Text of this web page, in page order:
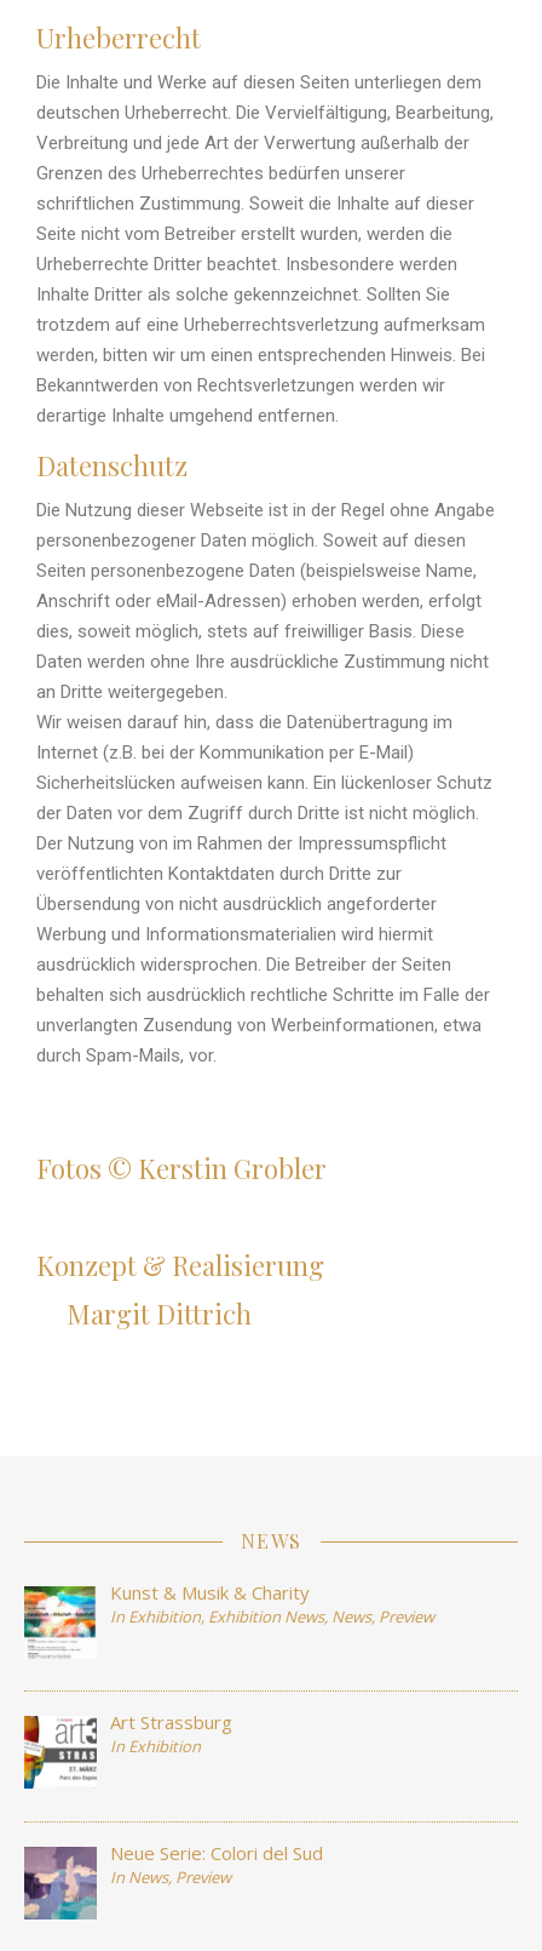
Urheberrecht
Die Inhalte und Werke auf diesen Seiten unterliegen dem
deutschen Urheberrecht. Die Vervielfältigung, Bearbeitung,
Verbreitung und jede Art der Verwertung außerhalb der
Grenzen des Urheberrechtes bedürfen unserer
schriftlichen Zustimmung. Soweit die Inhalte auf dieser
Seite nicht vom Betreiber erstellt wurden, werden die
Urheberrechte Dritter beachtet. Insbesondere werden
Inhalte Dritter als solche gekennzeichnet. Sollten Sie
trotzdem auf eine Urheberrechtsverletzung aufmerksam
werden, bitten wir um einen entsprechenden Hinweis. Bei
Bekanntwerden von Rechtsverletzungen werden wir
derartige Inhalte umgehend entfernen.
Datenschutz
Die Nutzung dieser Webseite ist in der Regel ohne Angabe
personenbezogener Daten möglich. Soweit auf diesen
Seiten personenbezogene Daten (beispielsweise Name,
Anschrift oder eMail-Adressen) erhoben werden, erfolgt
dies, soweit möglich, stets auf freiwilliger Basis. Diese
Daten werden ohne Ihre ausdrückliche Zustimmung nicht
an Dritte weitergegeben.
Wir weisen darauf hin, dass die Datenübertragung im
Internet (z.B. bei der Kommunikation per E-Mail)
Sicherheitslücken aufweisen kann. Ein lückenloser Schutz
der Daten vor dem Zugriff durch Dritte ist nicht möglich.
Der Nutzung von im Rahmen der Impressumspflicht
veröffentlichten Kontaktdaten durch Dritte zur
Übersendung von nicht ausdrücklich angeforderter
Werbung und Informationsmaterialien wird hiermit
ausdrücklich widersprochen. Die Betreiber der Seiten
behalten sich ausdrücklich rechtliche Schritte im Falle der
unverlangten Zusendung von Werbeinformationen, etwa
durch Spam-Mails, vor.
Fotos © Kerstin Grobler
Konzept & Realisierung
Margit Dittrich
NEWS
Kunst & Musik & Charity
In Exhibition, Exhibition News, News, Preview
Art Strassburg
In Exhibition
Neue Serie: Colori del Sud
In News, Preview